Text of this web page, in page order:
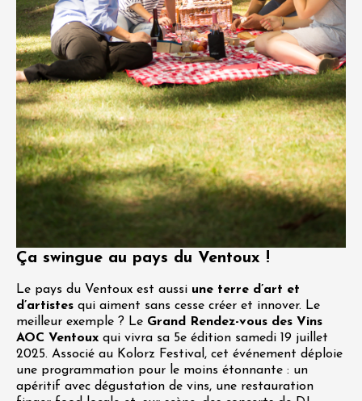
Ça swingue au pays du Ventoux !
Le pays du Ventoux est aussi une terre d’art et
d’artistes qui aiment sans cesse créer et innover. Le
meilleur exemple ? Le Grand Rendez-vous des Vins
AOC Ventoux qui vivra sa 5e édition samedi 19 juillet
2025. Associé au Kolorz Festival, cet événement déploie
une programmation pour le moins étonnante : un
apéritif avec dégustation de vins, une restauration